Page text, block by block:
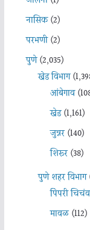
नासिक(2)
परभणी(2)
पुणे(2,035)
खेड विभाग
आंबेगाव
खेड(1,161)
जुन्नर(140)
शिरूर(38)
पुणे शहर विभाग
पिंपरी
मावळ(112)